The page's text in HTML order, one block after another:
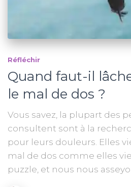
Réfléchir
Quand faut-il
le mal de dos ?
Vous savez, la plupart des
consultent sont à la
pour leurs douleurs. Elles
mal de dos comme elles
puzzle, et nous nous